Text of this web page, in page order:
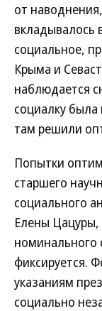
от
вкладывалось
социальное,
Крыма и
наблюдается
социалку
там решили
Попытки
старшего
социального
Елены Цацуры,
номинального
фиксируется.
указаниям
социально